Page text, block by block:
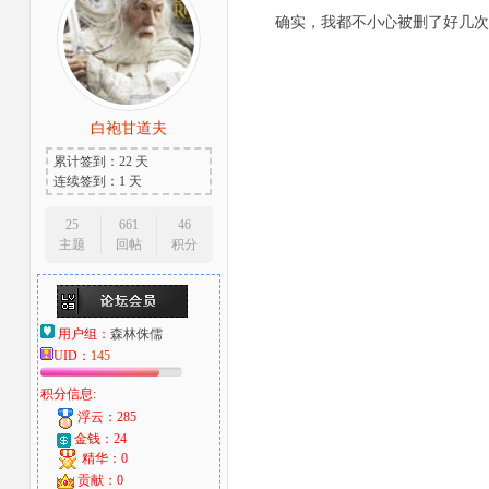
白袍甘道夫
累计签到：22 天
连续签到：1 天
25
主题
661
回帖
46
积分
用户组： 森林侏儒
UID： 145
积分信息:
浮云：285
金钱：24
精华：0
贡献：0
确实，我都不小心被删了好几